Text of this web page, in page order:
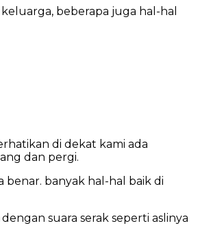
beberapa juga hal-hal
di dekat kami ada
dan pergi.
benar. banyak hal-hal baik di
suara serak seperti aslinya